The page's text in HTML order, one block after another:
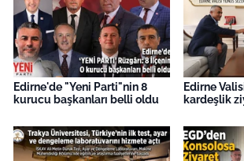
Edirne'de "Yeni Parti"nin 8
kurucu başkanları belli oldu
Edirne
kardeşlik